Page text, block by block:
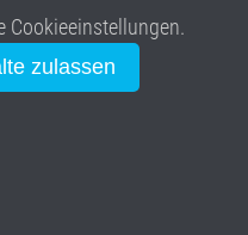
Cookieeinstellungen.
zulassen